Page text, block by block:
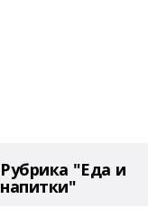
Рубрика "Еда и
напитки"